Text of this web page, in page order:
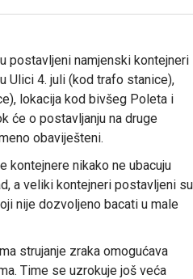
postavljeni namjenski kontejneri
Ulici 4. juli (kod trafo stanice),
lokacija kod bivšeg Poleta i
će o postavljanju na druge
obaviješteni.
kontejnere nikako ne ubacuju
a veliki kontejneri postavljeni su
nije dozvoljeno bacati u male
strujanje zraka omogućava
Time se uzrokuje još veća